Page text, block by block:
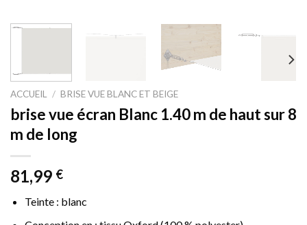
ACCUEIL / BRISE VUE BLANC ET BEIGE
brise vue écran Blanc 1.40 m de haut sur 8
m de long
81,99 €
Teinte : blanc